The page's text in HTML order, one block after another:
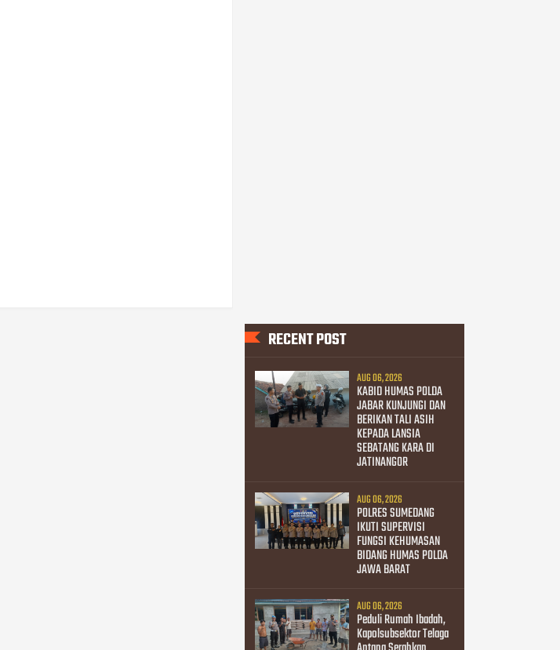
RECENT POST
AUG 06, 2026
KABID HUMAS POLDA
JABAR KUNJUNGI DAN
BERIKAN TALI ASIH
KEPADA LANSIA
SEBATANG KARA DI
JATINANGOR
AUG 06, 2026
POLRES SUMEDANG
IKUTI SUPERVISI
FUNGSI KEHUMASAN
BIDANG HUMAS POLDA
JAWA BARAT
AUG 06, 2026
Peduli Rumah Ibadah,
Kapolsubsektor Telaga